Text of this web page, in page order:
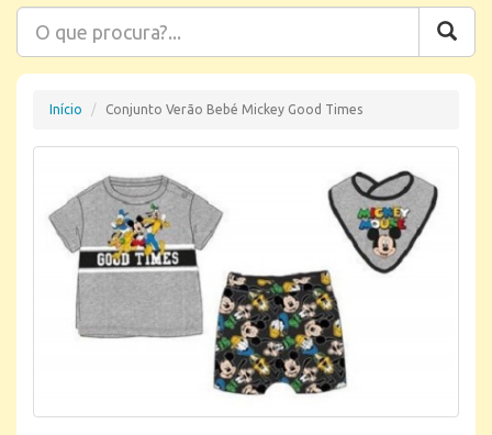
Início Conjunto Verão Bebé Mickey Good Times